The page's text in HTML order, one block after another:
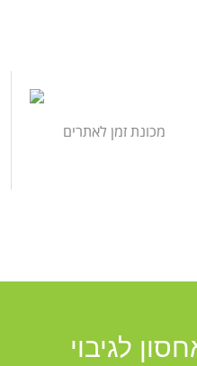
מכונת זמן לאתרים
לגיבוי